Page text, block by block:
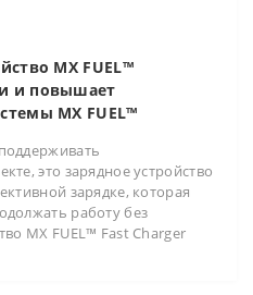
MX FUEL™
и повышает
MX FUEL™
это зарядное устройство
зарядке, которая
работу без
MX FUEL™ Fast Charger